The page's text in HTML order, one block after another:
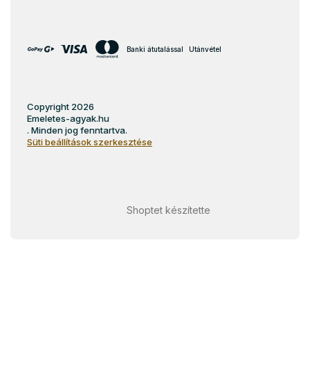
Banki átutalással Utánvétel
Shoptet készítette
Copyright 2026
Emeletes-agyak.hu
. Minden jog fenntartva.
Süti beállítások szerkesztése